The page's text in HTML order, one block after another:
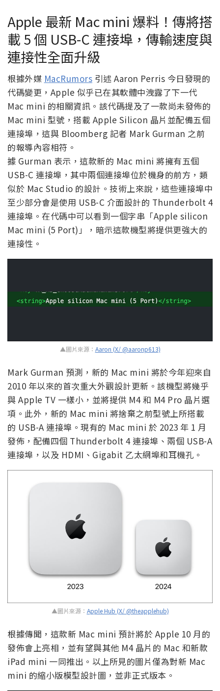
Apple 最新 Mac mini 爆料！傳將搭
載 5 個 USB-C 連接埠，傳輸速度與
連接性全面升級
根據外媒 MacRumors 引述 Aaron Perris 今日發現的
代碼變更，Apple 似乎已在其軟體中洩露了下一代
Mac mini 的相關資訊。該代碼提及了一款尚未發佈的
Mac mini 型號，搭載 Apple Silicon 晶片並配備五個
連接埠，這與 Bloomberg 記者 Mark Gurman 之前
的報導內容相符。
據 Gurman 表示，這款新的 Mac mini 將擁有五個
USB-C 連接埠，其中兩個連接埠位於機身的前方，類
似於 Mac Studio 的設計。技術上來說，這些連接埠中
至少部分會是使用 USB-C 介面設計的 Thunderbolt 4
連接埠。在代碼中可以看到一個字串「Apple silicon
Mac mini (5 Port)」，暗示這款機型將提供更強大的
連接性。
▲圖片來源： Aaron (X/ @aaronp613)
Mark Gurman 預測，新的 Mac mini 將於今年迎來自
2010 年以來的首次重大外觀設計更新。該機型將幾乎
與 Apple TV 一樣小，並將提供 M4 和 M4 Pro 晶片選
項。此外，新的 Mac mini 將捨棄之前型號上所搭載
的 USB-A 連接埠。現有的 Mac mini 於 2023 年 1 月
發佈，配備四個 Thunderbolt 4 連接埠、兩個 USB-A
連接埠，以及 HDMI、Gigabit 乙太網埠和耳機孔。
▲圖片來源： Apple Hub (X/ @theapplehub)
根據傳聞，這款新 Mac mini 預計將於 Apple 10 月的
發佈會上亮相，並有望與其他 M4 晶片的 Mac 和新款
iPad mini 一同推出。以上所見的圖片僅為對新 Mac
mini 的縮小版模型設計圖，並非正式版本。